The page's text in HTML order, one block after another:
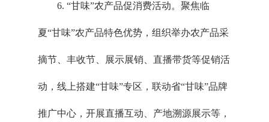
6. “甘味”农产品促消费活动。聚焦临
夏“甘味”农产品特色优势，组织举办农产品采
摘节、丰收节、展示展销、直播带货等促销活
动，线上搭建“甘味”专区，联动省“甘味”品牌
推广中心，开展直播互动、产地溯源展示等，